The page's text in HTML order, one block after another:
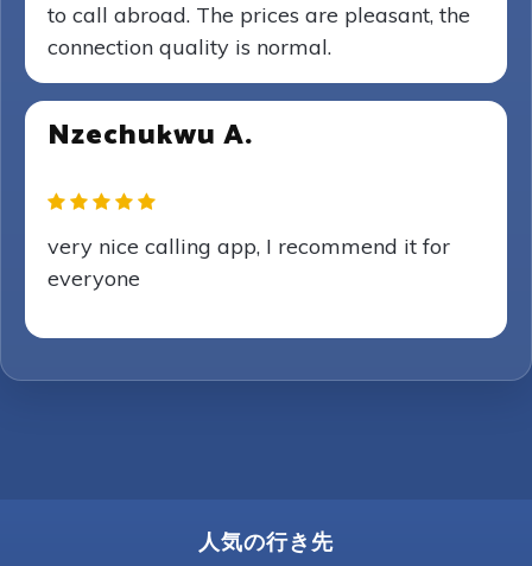
to call abroad. The prices are pleasant, the
connection quality is normal.
Nzechukwu A.
very nice calling app, I recommend it for
everyone
人気の行き先